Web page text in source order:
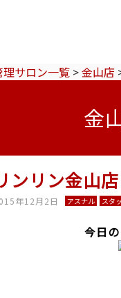
サロン一覧 >金山店
金
ンリン金山
年12月2日 アスナル スタ
今日